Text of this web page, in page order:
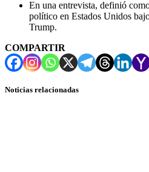
En una entrevista, definió
político en Estados Unidos
Trump.
COMPARTIR
Noticias relacionadas